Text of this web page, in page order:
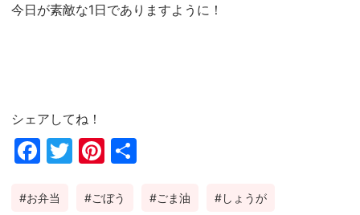
今日が素敵な1日でありますように！
シェアしてね！
Fac
ok
Twi
Pin
est
お弁当 ごぼう ごま油 しょうが